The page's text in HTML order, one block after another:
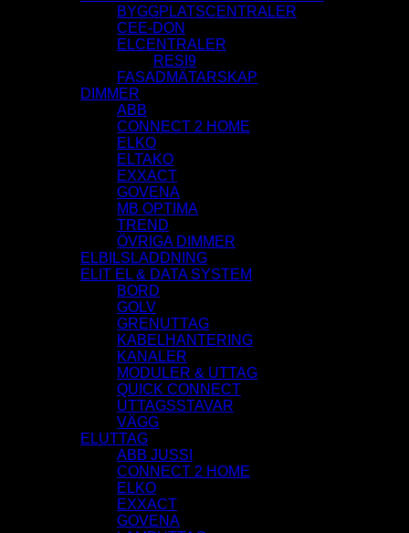
BYGGPLATSCENTRALER
CEE-DON
ELCENTRALER
RESI9
FASADMÄTARSKAP
DIMMER
ABB
CONNECT 2 HOME
ELKO
ELTAKO
EXXACT
GOVENA
MB OPTIMA
TREND
ÖVRIGA DIMMER
ELBILSLADDNING
ELIT EL & DATA SYSTEM
BORD
GOLV
GRENUTTAG
KABELHANTERING
KANALER
MODULER & UTTAG
QUICK CONNECT
UTTAGSSTAVAR
VÄGG
ELUTTAG
ABB JUSSI
CONNECT 2 HOME
ELKO
EXXACT
GOVENA